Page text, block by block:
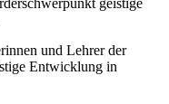
und Lehrer der
Entwicklung in